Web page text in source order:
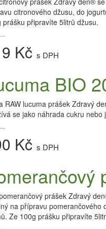
citronového džusu, do
prášku připravíte 5litrů džusu.
Kč s DPH
BIO
RAW lucuma prášek Zdravý
se jako náhrada cukru
Kč s DPH
prášek Zdravý
na přípravu pomerančového
Ze 100g prášku připravíte